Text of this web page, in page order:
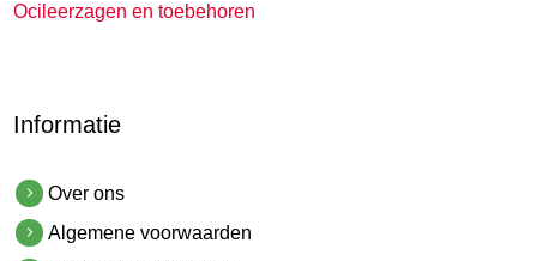
Ocileerzagen en toebehoren
Informatie
Over ons
Algemene voorwaarden